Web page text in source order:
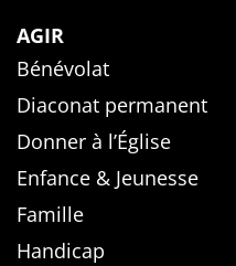
AGIR
Bénévolat
Diaconat permanent
Donner à l’Église
Enfance & Jeunesse
Famille
Handicap